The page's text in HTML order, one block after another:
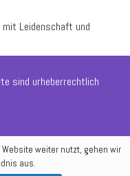
Leidenschaft und
sind urheberrechtlich
weiter nutzt, gehen wir
aus.